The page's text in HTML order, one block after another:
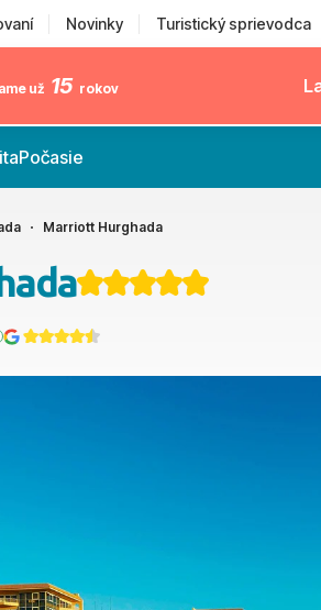
Novinky Turistický sprievodca
už 15 rokov
Počasie
Marriott Hurghada